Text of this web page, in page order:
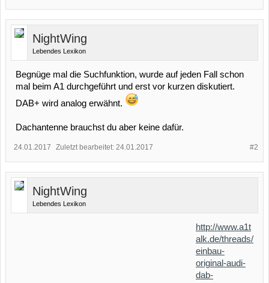
NightWing
Lebendes Lexikon
Begnüge mal die Suchfunktion, wurde auf jeden Fall schon
mal beim A1 durchgeführt und erst vor kurzen diskutiert.
DAB+ wird analog erwähnt.
Dachantenne brauchst du aber keine dafür.
#2
24.01.2017 Zuletzt bearbeitet: 24.01.2017
NightWing
Lebendes Lexikon
http://www.a1t
alk.de/threads/
einbau-
original-audi-
dab-